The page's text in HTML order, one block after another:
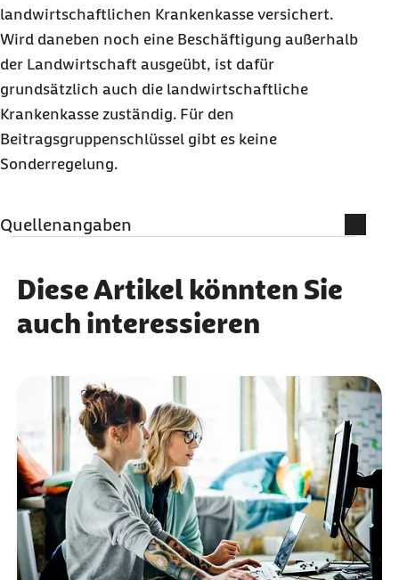
landwirtschaftlichen Krankenkasse versichert.
Wird daneben noch eine Beschäftigung außerhalb
der Landwirtschaft ausgeübt, ist dafür
grundsätzlich auch die landwirtschaftliche
Krankenkasse zuständig. Für den
Beitragsgruppenschlüssel gibt es keine
Sonderregelung.
Quellenangaben
MBO Verlag GmbH
Diese Artikel könnten Sie
auch interessieren